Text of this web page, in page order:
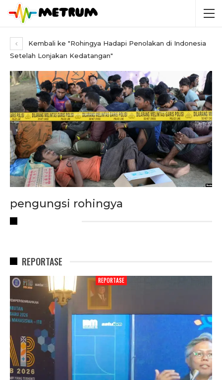
Kembali ke "Rohingya Hadapi Penolakan di Indonesia
Setelah Lonjakan Kedatangan"
pengungsi rohingya
REPORTASE
REPORTASE